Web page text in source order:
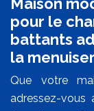
pour le
battants
la
Que votre
adressez-vous